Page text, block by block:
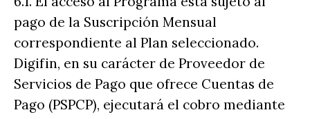
pago de la Suscripción Mensual
correspondiente al Plan seleccionado.
Digifin, en su carácter de Proveedor de
Servicios de Pago que ofrece Cuentas de
Pago (PSPCP), ejecutará el cobro mediante